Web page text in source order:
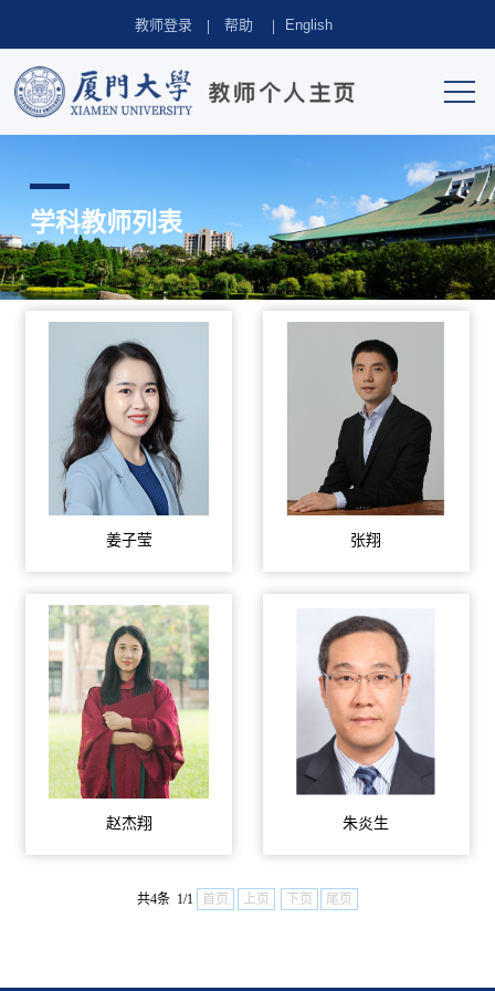
教师登录 帮助 English
学科教师列表
姜子莹 张翔
赵杰翔 朱炎生
共4条 1/1 首页 上页 下页 尾页